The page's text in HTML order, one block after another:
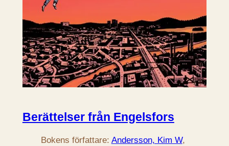
Berättelser från Engelsfors
Bokens författare: Andersson, Kim W